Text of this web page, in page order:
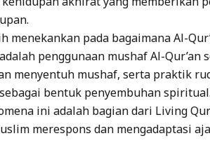
menekankan pada bagaimana Al-
penggunaan mushaf Al-Qur’an
menyentuh mushaf, serta praktik
bentuk penyembuhan
ini adalah bagian dari Living
merespons dan mengadaptasi